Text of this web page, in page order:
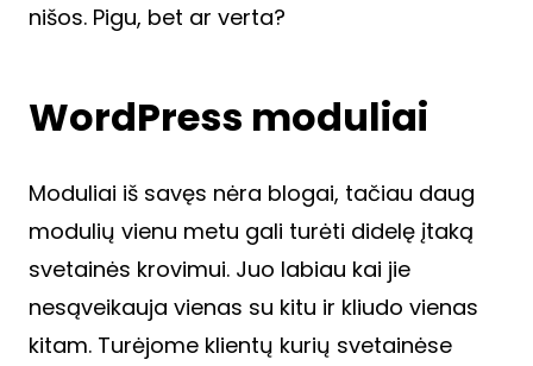
nišos. Pigu, bet ar verta?
WordPress moduliai
Moduliai iš savęs nėra blogai, tačiau daug
modulių vienu metu gali turėti didelę įtaką
svetainės krovimui. Juo labiau kai jie
nesąveikauja vienas su kitu ir kliudo vienas
kitam. Turėjome klientų kurių svetainėse